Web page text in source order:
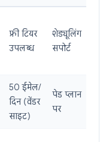
फ्री टियर
उपलब्ध
शेड्यूलिंग
सपोर्ट
50 ईमेल/
दिन (वेंडर
साइट)
पेड प्लान
पर